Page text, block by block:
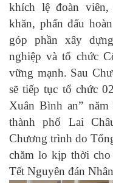
khích lệ đoàn
khăn, phấn đấu
góp phần xây
nghiệp và tổ chức
vững mạnh. Sau
sẽ tiếp tục tổ chức
Xuân Bình an”
thành phố Lai
Chương trình do
chăm lo kịp thời cho
Tết Nguyên đán